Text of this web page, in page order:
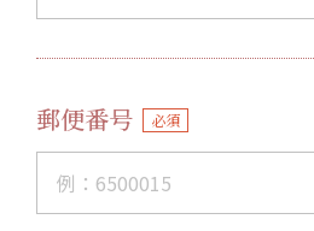
郵便番号 必須